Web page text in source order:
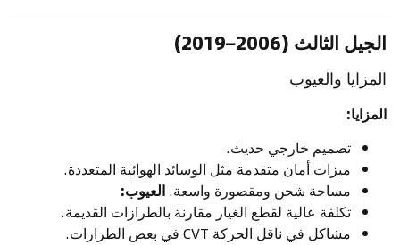
الجيل الثالث (2006–2019)
المزايا والعيوب
المزايا:
تصميم خارجي حديث.
ميزات أمان متقدمة مثل الوسائد الهوائية المتعددة.
مساحة شحن ومقصورة واسعة. العيوب:
تكلفة عالية لقطع الغيار مقارنة بالطرازات القديمة.
مشاكل في ناقل الحركة CVT في بعض الطرازات.